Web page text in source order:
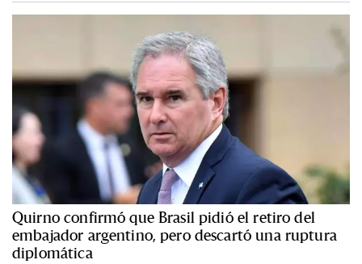
Quirno confirmó que Brasil pidió el retiro del
embajador argentino, pero descartó una ruptura
diplomática